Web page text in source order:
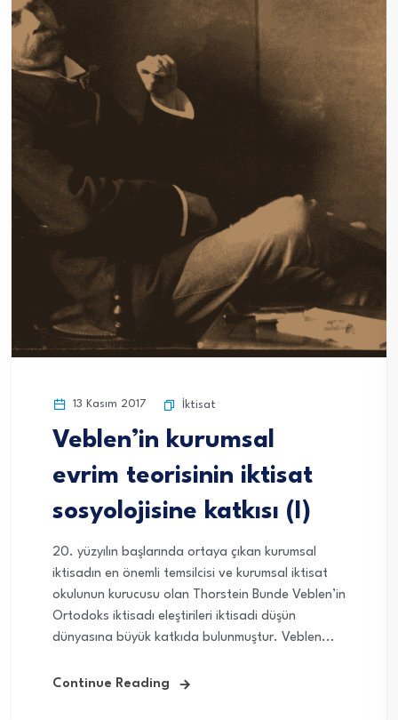
13 Kasım 2017 İktisat
Veblen’in kurumsal
evrim teorisinin iktisat
sosyolojisine katkısı (I)
20. yüzyılın başlarında ortaya çıkan kurumsal
iktisadın en önemli temsilcisi ve kurumsal iktisat
okulunun kurucusu olan Thorstein Bunde Veblen’in
Ortodoks iktisadı eleştirileri iktisadi düşün
dünyasına büyük katkıda bulunmuştur. Veblen...
Continue Reading